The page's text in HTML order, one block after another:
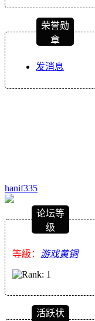
荣誉勋
章
发消息
hanif335
论坛等
级
等級： 游戏黄铜
活跃状